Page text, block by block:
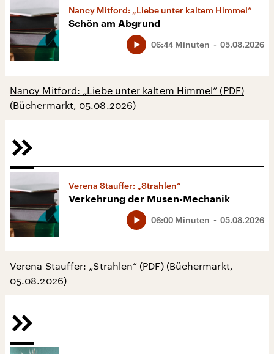
Nancy Mitford: „Liebe unter kaltem Himmel“
Schön am Abgrund
05.08.2026
06:44 Minuten
Nancy Mitford: „Liebe unter kaltem Himmel“ (PDF)
(Büchermarkt, 05.08.2026)
Verena Stauffer: „Strahlen“
Verkehrung der Musen-Mechanik
05.08.2026
06:00 Minuten
Verena Stauffer: „Strahlen“ (PDF)(Büchermarkt,
05.08.2026)